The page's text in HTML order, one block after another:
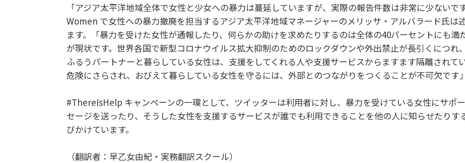
「アジア太平洋地域全体で女性と少女への暴力は蔓延していますが、実際の報告件数は非常に少ないで
Women で女性への暴力撤廃を担当するアジア太平洋地域マネージャーのメリッサ・アルバラード氏は
ます。「暴力を受けた女性が通報したり、何らかの助けを求めたりするのは全体の40パーセントにも満
が現状です。世界各国で新型コロナウイルス拡大抑制のためのロックダウンや外出禁止が長引くにつれ
ふるうパートナーと暮らしている女性は、支援をしてくれる人や支援サービスからますます隔離されてい
危険にさらされ、おびえて暮らしている女性を守るには、外部とのつながりをつくることが不可欠です」
#ThereIsHelp キャンペーンの一環として、ツイッターは利用者に対し、暴力を受けている女性にサポ
セージを送ったり、そうした女性を支援するサービスが誰でも利用できることを他の人に知らせたりす
びかけています。
（翻訳者：早乙女由紀・実務翻訳スクール）